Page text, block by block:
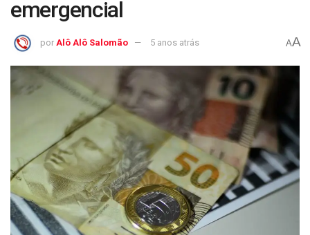
emergencial
por Alô Alô Salomão 5 anos atrás AA